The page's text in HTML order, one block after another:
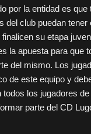
por la entidad es que
del club puedan tener
finalicen su etapa
la apuesta para que
del mismo. Los
de este equipo y
todos los jugadores
parte del CD